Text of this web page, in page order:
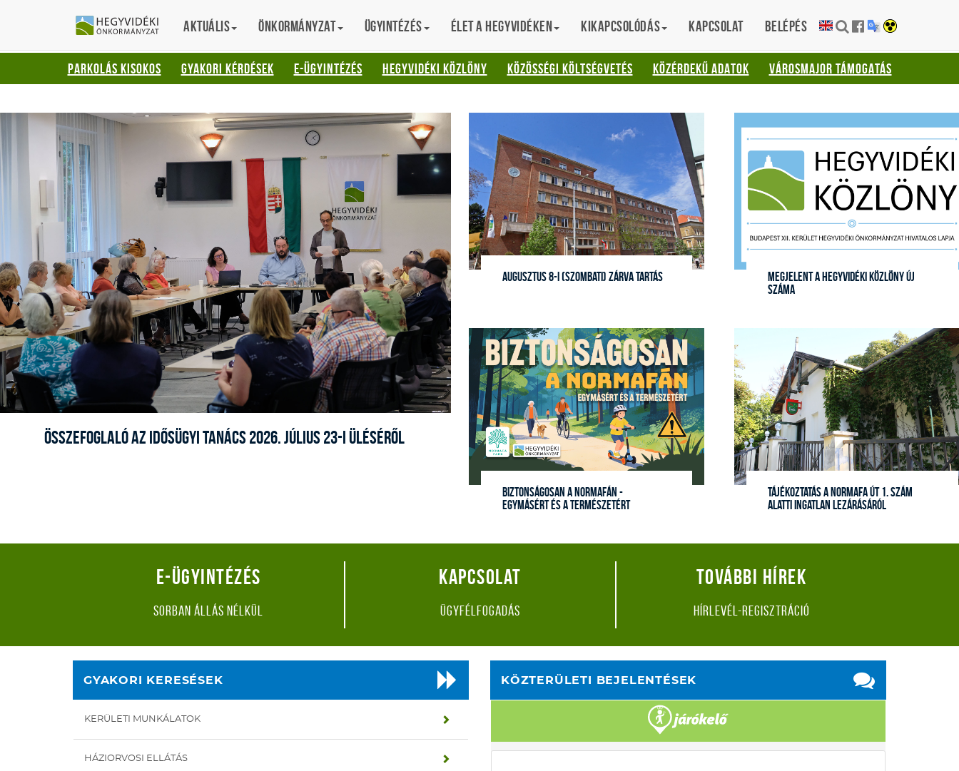
HEGYVIDÉKI
ÖNKORMÁNYZAT
Aktuális Önkormányzat Ügyintézés Élet a hegyvidéken Kikapcsolódás Kapcsolat Belépés
English Translation
PARKOLÁS KISOKOS GYAKORI KÉRDÉSEK E-ÜGYINTÉZÉS HEGYVIDÉKI KÖZLÖNY KÖZÖSSÉGI KÖLTSÉGVETÉS KÖZÉRDEKŰ ADATOK VÁROSMAJOR TÁMOGATÁS
ÖSSZEFOGLALÓ AZ IDŐSÜGYI TANÁCS 2026. JÚLIUS 23-I ÜLÉSÉRŐL
Augusztus 8-i (szombati) zárva tartás
Megjelent a Hegyvidéki Közlöny új
száma
Biztonságosan a Normafán -
egymásért és a természetért
Tájékoztatás a Normafa út 1. szám
alatti ingatlan lezárásáról
E-ügyintézés
Sorban állás nélkül
Kapcsolat
Ügyfélfogadás
További hírek
Hírlevél-regisztráció
GYAKORI KERESÉSEK
KERÜLETI MUNKÁLATOK
HÁZIORVOSI ELLÁTÁS
KÖZTERÜLETI BEJELENTÉSEK